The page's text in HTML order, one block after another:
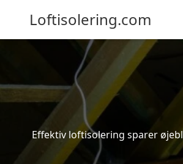
Loftisolering.com
Effektiv loftisolering sparer